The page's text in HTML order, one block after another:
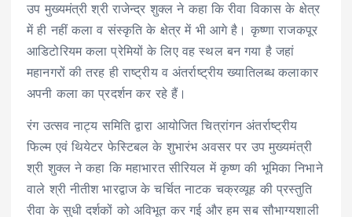
उप मुख्यमंत्री श्री राजेन्द्र शुक्ल ने कहा कि रीवा विकास के क्षेत्र
में ही नहीं कला व संस्कृति के क्षेत्र में भी आगे है। कृष्णा राजकपूर
आडिटोरियम कला प्रेमियों के लिए वह स्थल बन गया है जहां
महानगरों की तरह ही राष्ट्रीय व अंतर्राष्ट्रीय ख्यातिलब्ध कलाकार
अपनी कला का प्रदर्शन कर रहे हैं।
रंग उत्सव नाट्य समिति द्वारा आयोजित चित्रांगन अंतर्राष्ट्रीय
फिल्म एवं थियेटर फेस्टिबल के शुभारंभ अवसर पर उप मुख्यमंत्री
श्री शुक्ल ने कहा कि महाभारत सीरियल में कृष्ण की भूमिका निभाने
वाले श्री नीतीश भारद्वाज के चर्चित नाटक चक्रव्यूह की प्रस्तुति
रीवा के सुधी दर्शकों को अविभूत कर गई और हम सब सौभाग्यशाली